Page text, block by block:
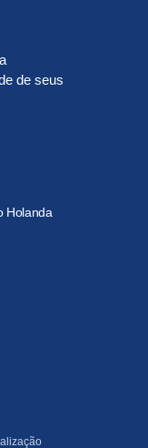
de seus
Holanda